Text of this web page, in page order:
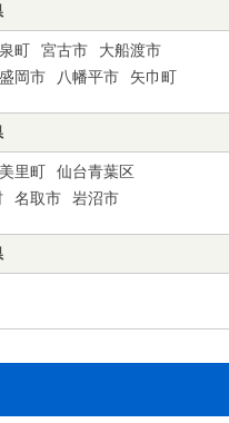
町 宮古市
大船渡市
盛岡市 八幡平市 矢巾町
里町
仙台青葉区
名取市 岩沼市